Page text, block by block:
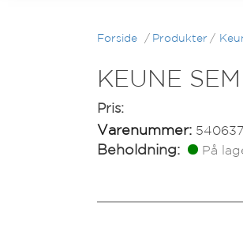
Forside / Produkter /
KEUNE
Pris:
Varenummer: 540637
Beholdning: På